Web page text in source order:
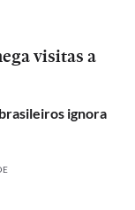
visitas a
ignora